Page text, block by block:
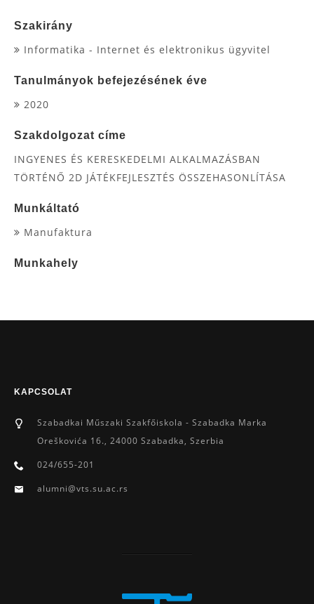
Szakirány
Informatika - Internet és elektronikus ügyvitel
Tanulmányok befejezésének éve
2020
Szakdolgozat címe
INGYENES ÉS KERESKEDELMI ALKALMAZÁSBAN
TÖRTÉNŐ 2D JÁTÉKFEJLESZTÉS ÖSSZEHASONLÍTÁSA
Munkáltató
Manufaktura
Munkahely
KAPCSOLAT
Szabadkai Műszaki Szakfőiskola - Szabadka Marka
Oreškovića 16., 24000 Szabadka, Szerbia
024/655-201
alumni@vts.su.ac.rs